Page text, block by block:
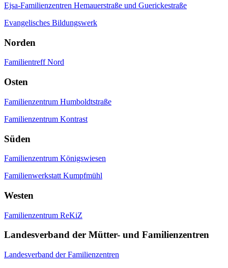
Ejsa-Familienzentren Hemauerstraße und Guerickestraße
Evangelisches Bildungswerk
Norden
Familientreff Nord
Osten
Familienzentrum Humboldtstraße
Familienzentrum Kontrast
Süden
Familienzentrum Königswiesen
Familienwerkstatt Kumpfmühl
Westen
Familienzentrum ReKiZ
Landesverband der Mütter- und Familienzentren
Landesverband der Familienzentren